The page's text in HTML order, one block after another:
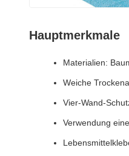
Hauptmerkmale
Materialien:
Weiche
Vier-Wand-
Verwendung